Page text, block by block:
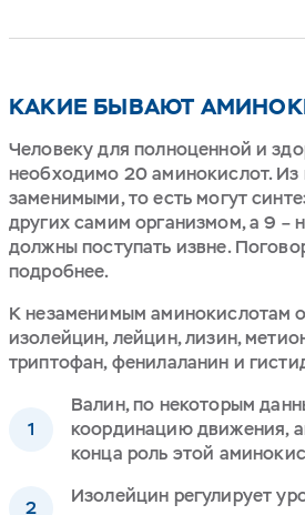
КАКИЕ БЫВАЮТ
Человеку для полноценной и
необходимо 20 аминокислот. Из
заменимыми, то есть могут
других самим организмом, а 9 –
должны поступать извне.
подробнее.
К незаменимым аминокислотам
изолейцин, лейцин, лизин,
триптофан, фенилаланин и
Валин, по некоторым
координацию движения,
конца роль этой
Изолейцин регулирует